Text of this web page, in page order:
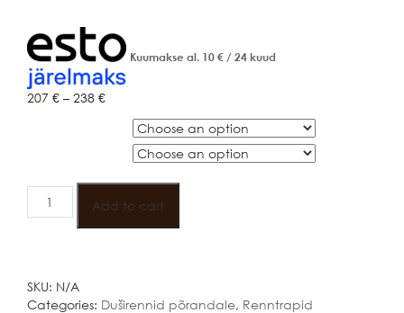
Kuumakse al. 10 € / 24 kuud
207 € – 238 €
ACO
SHOWERDRAINAdd to cart
SKU: N/A
Categories: Duširennid põrandale, Renntrapid